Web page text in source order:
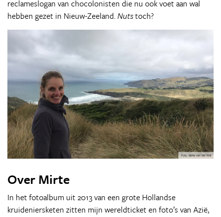
reclameslogan van chocolonisten die nu ook voet aan wal
hebben gezet in Nieuw-Zeeland.Nutstoch?
Over Mirte
In het fotoalbum uit 2013 van een grote Hollandse
kruideniersketen zitten mijn wereldticket en foto’s van Azië,